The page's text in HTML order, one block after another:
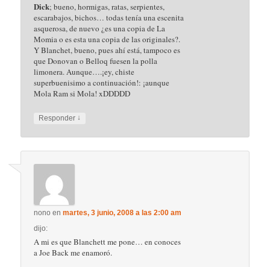
Dick; bueno, hormigas, ratas, serpientes,
escarabajos, bichos… todas tenía una escenita
asquerosa, de nuevo ¿es una copia de La
Momia o es esta una copia de las originales?.
Y Blanchet, bueno, pues ahí está, tampoco es
que Donovan o Belloq fuesen la polla
limonera. Aunque….¡ey, chiste
superbuenisimo a continuación!: ¡aunque
Mola Ram si Mola! xDDDDD
Responder ↓
nono enmartes, 3 junio, 2008 a las 2:00 am
dijo:
A mi es que Blanchett me pone… en conoces
a Joe Back me enamoró.